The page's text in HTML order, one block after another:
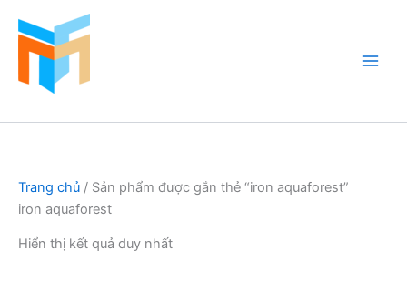
Trang chủ / Sản phẩm được gắn thẻ “iron aquaforest”
iron aquaforest
Hiển thị kết quả duy nhất